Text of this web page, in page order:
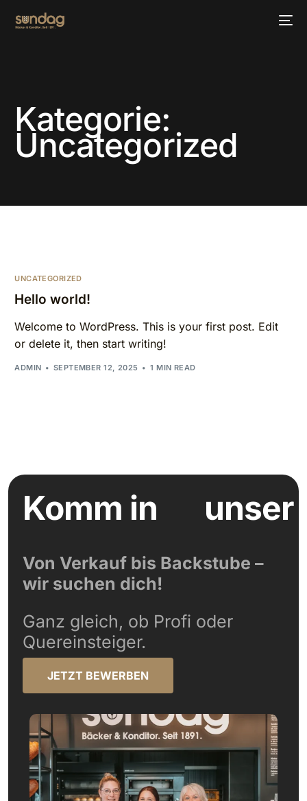
Kategorie:
Uncategorized
UNCATEGORIZED
Hello world!
Welcome to WordPress. This is your first post. Edit
or delete it, then start writing!
ADMIN SEPTEMBER 12, 2025 1 MIN READ
Von Verkauf bis Backstube –
wir suchen dich!
Ganz gleich, ob Profi oder
Quereinsteiger.
JETZT BEWERBEN
Komm in unser